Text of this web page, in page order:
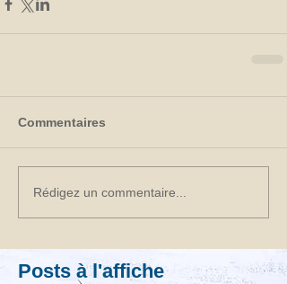
Commentaires
Rédigez un commentaire...
Posts à l'affiche